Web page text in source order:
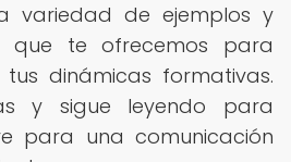
variedad de ejemplos y
que te ofrecemos para
dinámicas formativas.
y sigue leyendo para
para una comunicación